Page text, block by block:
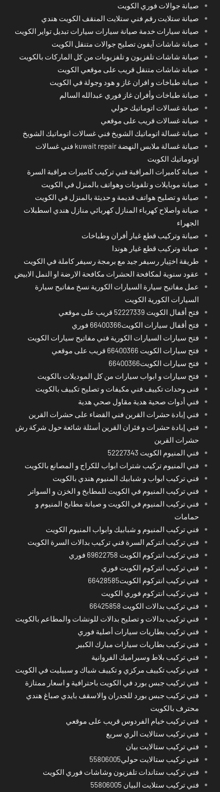
صيانة جوالات فوري الكويت
صيانة ستلايت رقم فني ستلايت المنقف الكويت هندي
صيانة سيارات خدمة صيانة سيارات سيارات تبديل تواير الكويت
صيانة شاشات آيفون تصليح جوالات متنقل الكويت
صيانة شاشات تلفزيون و تلفزيونات من كل الماركات بالكويت
صيانة شاشات متنقل قريب على موقعي الكويت
صيانة طباخات و افران غاز و هود وجولة في الكويت
صيانة طباخات وأفران غاز فوري عبدالله السالم
صيانة غسالات اتوماتيك حولي
صيانة غسالات قريب على موقعي
صيانة غسالة اتوماتيك الشويخ فني غسالات اتوماتيك الشويخ
صيانة غسالة ملابس النهضة kuwait repair فني غسالات
اوتوماتيك الكويت
صيانة كاميرات المراقبة فني تركيب كاميرات مراقبة السرة
صيانة موبايلات و تلفونات وهواتف بالمنزل في الكويت
صيانة و تصليح هواتف قديمة و حديثة بالمنزل في الكويت
صيانة واصلاح كهرباء المنازل كهربائي منازل هندي اسطبلات
الجهراء
صيانة وتركيب قطع غيار أفران وطباخات
صيانة وتركيب قطع غيار هوندا
طريقة اختِيار رسيفر جيد مع برمجة رسيفر كاملة في الكويت
عقود سنوية لمكافحة الحشرات مكافحة الارضة او النمل الابيض
عمل مفاتيح سيارة السيارات الكورية نسخ مفاتيح سيارة
السيارات الكورية الكويت
فتح أقفال الكويت 52227339 قريب على موقعي
فتح أقفال سيارات الكويت66400366 فوري
فتح سيارات السيارات الكورية فني مفاتيح سيارات الكويت
فتح سيارات الكويت 66400366 قريب على موقعي
فتح سيارات الكويت66400366
فتح سيارات و ابواب سيارات من كل الموديلات بالكويت
فنى وحدات تكييف فني مكيفات و تصليح تكييف بالكويت
فني أدوات صحية هدية مقاول صحي هدية
فني إبادة حشرات القرين فني القضاء على حشرات القرين
فني إبادة حشرات و فئران القرين أسئلة شائعة حول شركة رش
حشرات القرين
فني المنيوم الكويت 52227343
فني المنيوم تركيب شترات ابواب للكراج و المصانع بالكويت
فني تركيب ابواب و شبابيك المنيوم هندي بالكويت
فني تركيب المنيوم في الكويت للمطابخ و الخزن و السواتر
فني تركيب المنيوم في الكويت و صيانة مطابخ المنيوم و
حمامات
فني تركيب المنيوم و شبابيك وابواب المنيوم الكويت
فني تركيب انتركم السرة فني تركيب بدالات السرة الكويت
فني تركيب انتركوم الكويت 69622758 فوري
فني تركيب انتركوم الكويت فوري
فني تركيب انتركوم الكويت66428585
فني تركيب انتركوم فوري الكويت
فني تركيب بدالات الكويت 66425858
فني تركيب بدالات و تصليح بدالات للونشات والمطاعم بالكويت
فني تركيب بطاريات سيارات أصلية فوري
فني تركيب بطاريات سيارات مبارك الكبير
فني تركيب بلاط وسيراميك الفروانية
فني تركيب تكييف مركزي و تكييف شباك و سبيليت في الكويت
فني تركيب جبس بورد في الكويت باحترافية و اسعار ممتازة
فني تركيب جبس بورد للجدران والاسقف بايدي صباغ هندي
محترف بالكويت
فني تركيب خيام الفردوس قريب على موقعي
فني تركيب ستالايت الري سريع
فني تركيب ستالايت بيان
فني تركيب ستالايت حولي55806005
فني تركيب ستاندات تلفزيون وشاشات فوري الكويت
فني تركيب ستلايت البيان 55806005